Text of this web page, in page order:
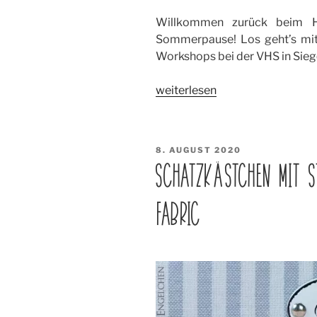
Willkommen zurück beim
Sommerpause! Los geht’s
Workshops bei der VHS in
„Plotter
Siegen
–
NEU!!“
weiterlesen
VERÖFFENTLICHT
8. AUGUST 2020
SCHATZKÄSTCHEN MIT
FABRIC